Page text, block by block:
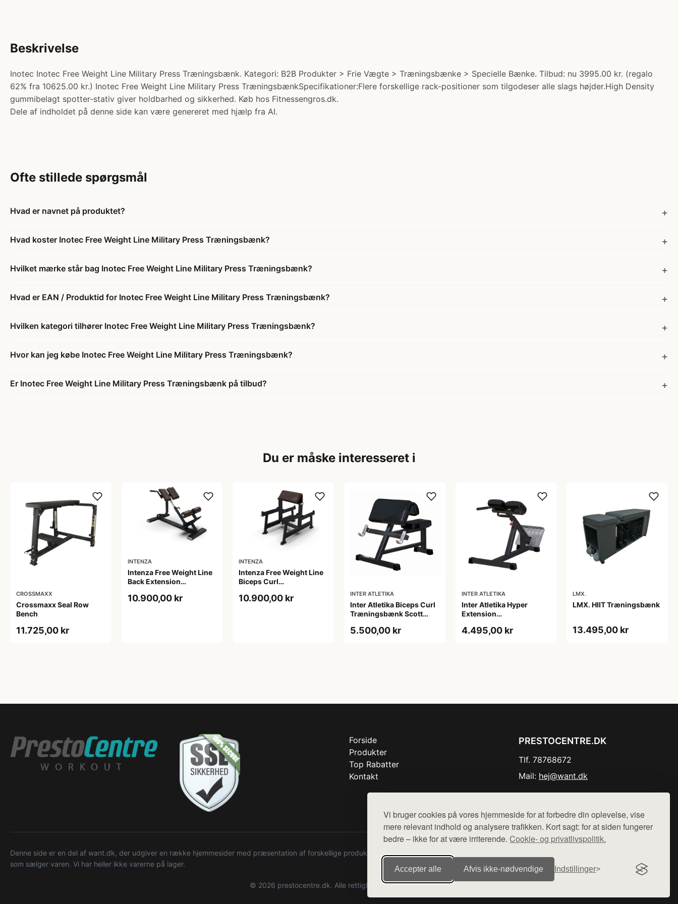
Vi bruger cookies på vores hjemmeside for at forbedre din oplevelse, vise
mere relevant indhold og analysere trafikken. Kort sagt: for at siden fungerer
bedre – ikke for at være irriterende. Cookie- og privatlivspolitik.
Accepter alle Afvis ikke‑nødvendige Indstillinger
Beskrivelse
Inotec Inotec Free Weight Line Military Press Træningsbænk. Kategori: B2B Produkter > Frie Vægte > Træningsbænke > Specielle Bænke. Tilbud: nu 3995.00 kr. (regalo
62% fra 10625.00 kr.) Inotec Free Weight Line Military Press TræningsbænkSpecifikationer:Flere forskellige rack-positioner som tilgodeser alle slags højder.High Density
gummibelagt spotter-stativ giver holdbarhed og sikkerhed. Køb hos Fitnessengros.dk.
Dele af indholdet på denne side kan være genereret med hjælp fra AI.
Ofte stillede spørgsmål
Hvad er navnet på produktet?
Hvad koster Inotec Free Weight Line Military Press Træningsbænk?
Hvilket mærke står bag Inotec Free Weight Line Military Press Træningsbænk?
Hvad er EAN / Produktid for Inotec Free Weight Line Military Press Træningsbænk?
Hvilken kategori tilhører Inotec Free Weight Line Military Press Træningsbænk?
Hvor kan jeg købe Inotec Free Weight Line Military Press Træningsbænk?
Er Inotec Free Weight Line Military Press Træningsbænk på tilbud?
Du er måske interesseret i
CROSSMAXX
Crossmaxx Seal Row
Bench
11.725,00 kr
INTENZA
Intenza Free Weight Line
Back Extension
10.900,00 kr
INTENZA
Intenza Free Weight Line
Biceps Curl
10.900,00 kr INTER ATLETIKA
Inter Atletika Biceps Curl
Træningsbænk Scott
cm
5.500,00 kr
INTER ATLETIKA
Inter Atletika Hyper
Extension
70 x 75 cm
4.495,00 kr
LMX.
LMX. HIIT Træningsbænk
13.495,00 kr
Forside
Produkter
Top Rabatter
Kontakt
PRESTOCENTRE.DK
Tlf. 78768672
Mail: hej@want.dk
Denne side er en del af want.dk, der udgiver en række hjemmesider med præsentation af forskellige produkter fra diverse webshops. Der sælges ikke varer fra denne side - vi henviser til de shops,
som sælger varen. Vi har heller ikke varerne på lager.
© 2026 prestocentre.dk. Alle rettigheder forbeholdes.